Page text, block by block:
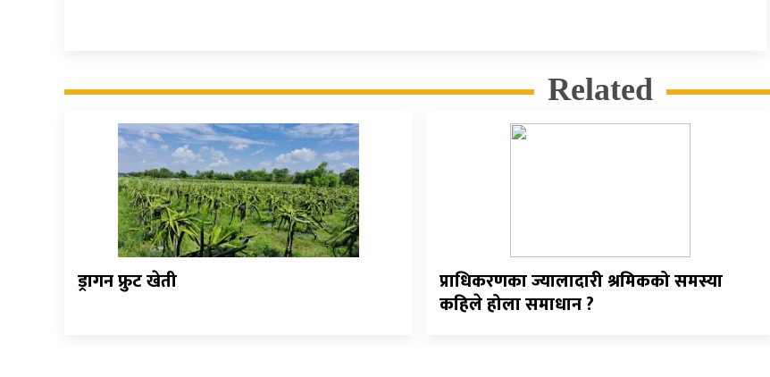
Related
ड्रागन फ्रुट खेती प्राधिकरणका ज्यालादारी श्रमिकको समस्या
कहिले होला समाधान ?